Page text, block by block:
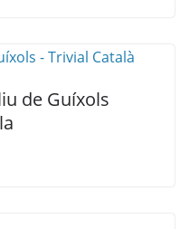
de Guíxols